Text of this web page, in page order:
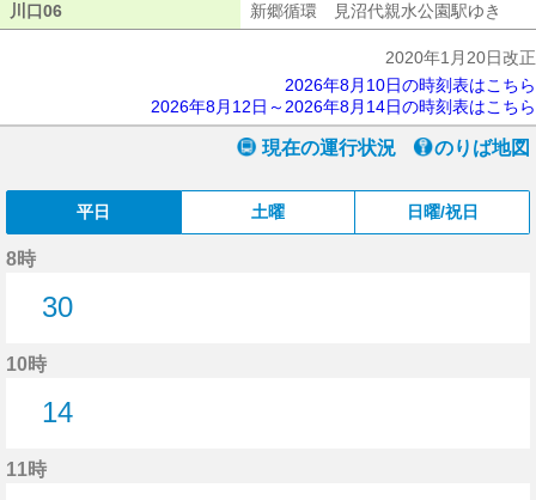
川口06 新郷循環 見沼代親水公園駅ゆき
2020年1月20日改正
2026年8月10日の時刻表はこちら
2026年8月12日～2026年8月14日の時刻表はこちら
現在の運行状況 のりば地図
平日 土曜 日曜/祝日
8時
30
10時
14
11時